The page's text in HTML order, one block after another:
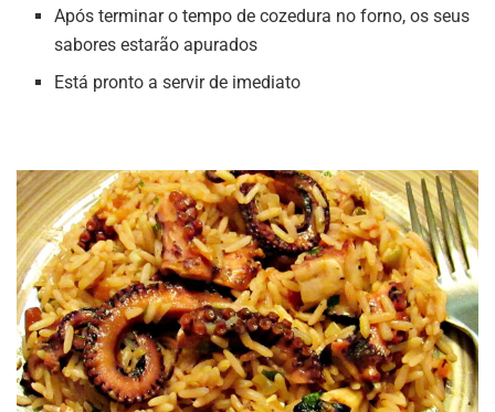
Após terminar o tempo de cozedura no forno, os seus
sabores estarão apurados
Está pronto a servir de imediato